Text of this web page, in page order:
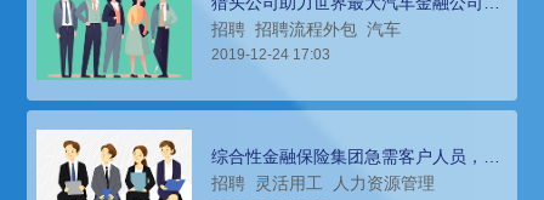
聘金融顾问，快速拓展业务
招聘 招聘流程外包 汽车
2019-12-24 17:03
综合性金融保险集团急需客户人员，灵
活用工服务来解决
招聘 灵活用工 人力资源管理